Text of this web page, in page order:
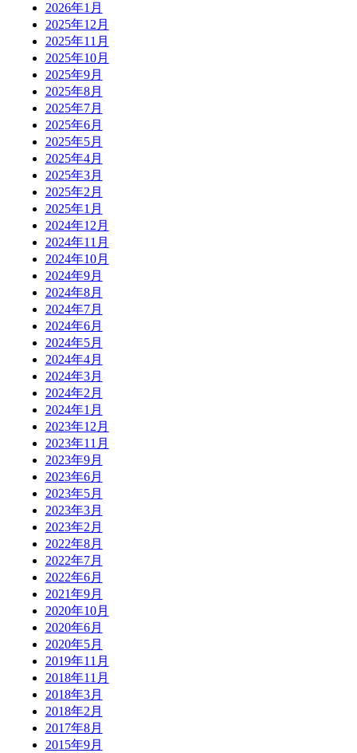
2026年1月
2025年12月
2025年11月
2025年10月
2025年9月
2025年8月
2025年7月
2025年6月
2025年5月
2025年4月
2025年3月
2025年2月
2025年1月
2024年12月
2024年11月
2024年10月
2024年9月
2024年8月
2024年7月
2024年6月
2024年5月
2024年4月
2024年3月
2024年2月
2024年1月
2023年12月
2023年11月
2023年9月
2023年6月
2023年5月
2023年3月
2023年2月
2022年8月
2022年7月
2022年6月
2021年9月
2020年10月
2020年6月
2020年5月
2019年11月
2018年11月
2018年3月
2018年2月
2017年8月
2015年9月